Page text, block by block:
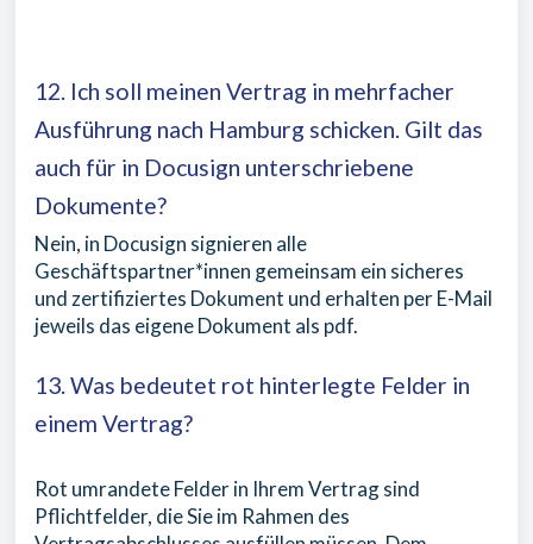
12. Ich soll meinen Vertrag in mehrfacher
Ausführung nach Hamburg schicken. Gilt das
auch für in Docusign unterschriebene
Dokumente?
Nein, in Docusign signieren alle
Geschäftspartner*innen gemeinsam ein sicheres
und zertifiziertes Dokument und erhalten per E-Mail
jeweils das eigene Dokument als pdf.
13. Was bedeutet rot hinterlegte Felder in
einem Vertrag?
Rot umrandete Felder in Ihrem Vertrag sind
Pflichtfelder, die Sie im Rahmen des